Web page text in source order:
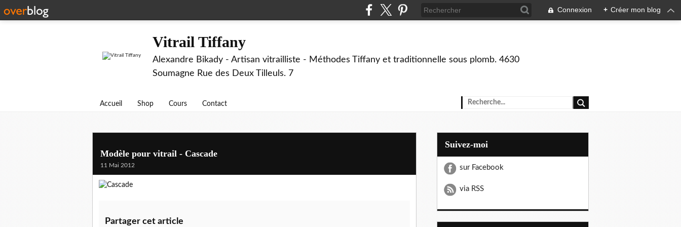
Connexion + Créer mon blog
Vitrail Tiffany
Alexandre Bikady - Artisan vitrailliste - Méthodes Tiffany et traditionnelle sous plomb. 4630
Soumagne Rue des Deux Tilleuls. 7
Accueil Shop Cours Contact
Modèle pour vitrail - Cascade
11 Mai 2012
Partager cet article
Suivez-moi
sur Facebook
via RSS